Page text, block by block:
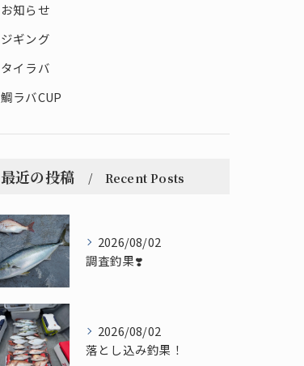
お知らせ
ジギング
タイラバ
鯛ラバCUP
最近の投稿 Recent Posts
2026/08/02
調査釣果❣️
2026/08/02
落とし込み釣果！